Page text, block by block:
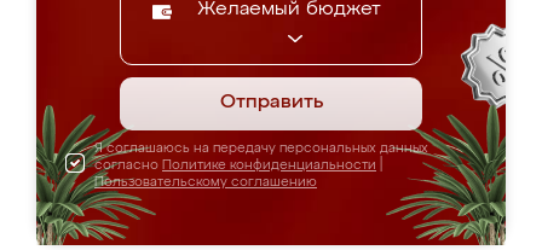
Желаемый бюджет
Отправить
Я соглашаюсь на передачу персональных данных
согласно Политике конфиденциальности
Пользовательскому соглашению